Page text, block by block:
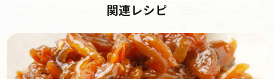
関連レシピ